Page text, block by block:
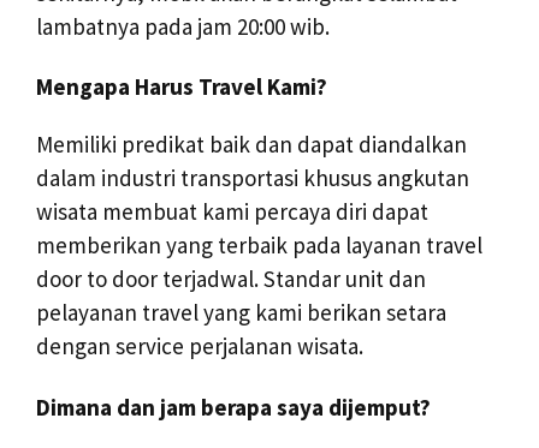
lambatnya pada jam 20:00 wib.
Mengapa Harus Travel Kami?
Memiliki predikat baik dan dapat diandalkan
dalam industri transportasi khusus angkutan
wisata membuat kami percaya diri dapat
memberikan yang terbaik pada layanan travel
door to door terjadwal. Standar unit dan
pelayanan travel yang kami berikan setara
dengan service perjalanan wisata.
Dimana dan jam berapa saya dijemput?